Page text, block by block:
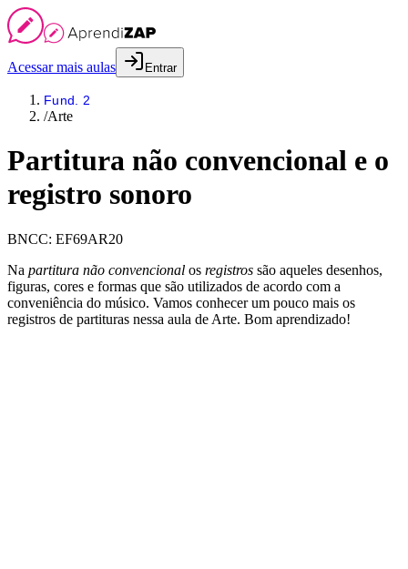
Acessar mais aulas Entrar
Fund. 2
/Arte
Partitura não convencional e o
registro sonoro
BNCC: EF69AR20
Na partitura não convencional os registros são aqueles desenhos,
figuras, cores e formas que são utilizados de acordo com a
conveniência do músico. Vamos conhecer um pouco mais os
registros de partituras nessa aula de Arte. Bom aprendizado!